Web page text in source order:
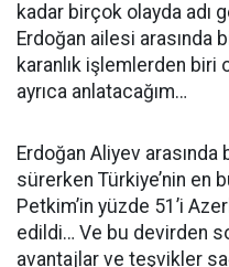
kadar birçok olayda adı
Erdoğan ailesi arasında
karanlık işlemlerden biri
ayrıca anlatacağım…
Erdoğan Aliyev arasında
sürerken Türkiye’nin en
Petkim’in yüzde 51’i
edildi… Ve bu devirden
avantajlar ve teşvikler